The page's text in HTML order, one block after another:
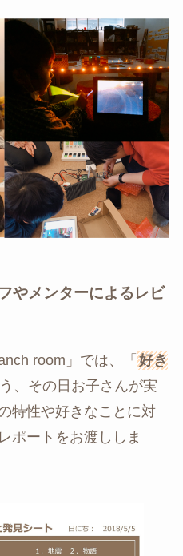
やメンターによるレビ
room」では、「 好き
、その日お子さんが実
特性や好きなことに対
ポートをお渡ししま